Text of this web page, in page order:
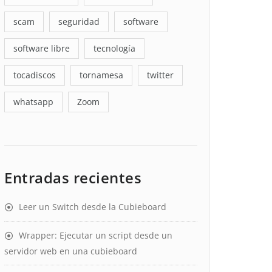
scam seguridad software
software libre tecnología
tocadiscos tornamesa twitter
whatsapp Zoom
Entradas recientes
Leer un Switch desde la Cubieboard
Wrapper: Ejecutar un script desde un
servidor web en una cubieboard